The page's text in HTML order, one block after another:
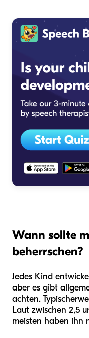
Wann sollte
beherrschen?
Jedes Kind
aber es gibt
achten.
Laut zwischen 2,5
meisten haben ihn